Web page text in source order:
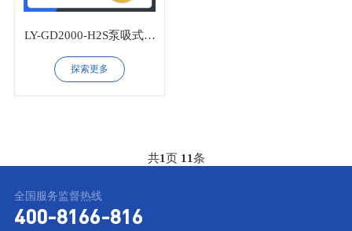
LY-GD2000-H2S泵吸式硫
化氢检测仪
探索更多
共1页 11条
全国服务监督热线
400-8166-816